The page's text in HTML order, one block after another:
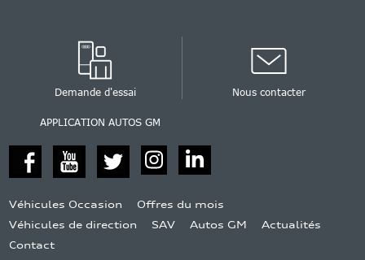
Demande d'essai Nous contacter
APPLICATION AUTOS GM
Véhicules Occasion
Offres du mois
Véhicules de direction
SAV Autos GM
Actualités
Contact